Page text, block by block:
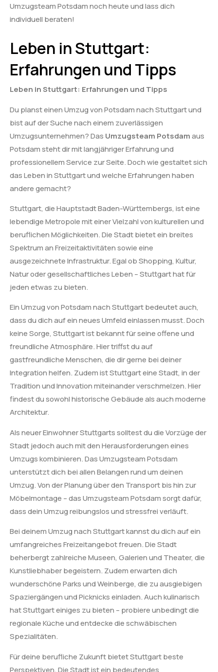
Umzugsteam Potsdam noch heute und lass dich
individuell beraten!
Leben in Stuttgart:
Erfahrungen und Tipps
Leben in Stuttgart: Erfahrungen und Tipps
Du planst einen Umzug von Potsdam nach Stuttgart und
bist auf der Suche nach einem zuverlässigen
Umzugsunternehmen? Das Umzugsteam Potsdamaus
Potsdam steht dir mit langjähriger Erfahrung und
professionellem Service zur Seite. Doch wie gestaltet sich
das Leben in Stuttgart und welche Erfahrungen haben
andere gemacht?
Stuttgart, die Hauptstadt Baden-Württembergs, ist eine
lebendige Metropole mit einer Vielzahl von kulturellen und
beruflichen Möglichkeiten. Die Stadt bietet ein breites
Spektrum an Freizeitaktivitäten sowie eine
ausgezeichnete Infrastruktur. Egal ob Shopping, Kultur,
Natur oder gesellschaftliches Leben – Stuttgart hat für
jeden etwas zu bieten.
Ein Umzug von Potsdam nach Stuttgart bedeutet auch,
dass du dich auf ein neues Umfeld einlassen musst. Doch
keine Sorge, Stuttgart ist bekannt für seine offene und
freundliche Atmosphäre. Hier triffst du auf
gastfreundliche Menschen, die dir gerne bei deiner
Integration helfen. Zudem ist Stuttgart eine Stadt, in der
Tradition und Innovation miteinander verschmelzen. Hier
findest du sowohl historische Gebäude als auch moderne
Architektur.
Als neuer Einwohner Stuttgarts solltest du die Vorzüge der
Stadt jedoch auch mit den Herausforderungen eines
Umzugs kombinieren. Das Umzugsteam Potsdam
unterstützt dich bei allen Belangen rund um deinen
Umzug. Von der Planung über den Transport bis hin zur
Möbelmontage – das Umzugsteam Potsdam sorgt dafür,
dass dein Umzug reibungslos und stressfrei verläuft.
Bei deinem Umzug nach Stuttgart kannst du dich auf ein
umfangreiches Freizeitangebot freuen. Die Stadt
beherbergt zahlreiche Museen, Galerien und Theater, die
Kunstliebhaber begeistern. Zudem erwarten dich
wunderschöne Parks und Weinberge, die zu ausgiebigen
Spaziergängen und Picknicks einladen. Auch kulinarisch
hat Stuttgart einiges zu bieten – probiere unbedingt die
regionale Küche und entdecke die schwäbischen
Spezialitäten.
Für deine berufliche Zukunft bietet Stuttgart beste
Perspektiven. Die Stadt ist ein bedeutendes